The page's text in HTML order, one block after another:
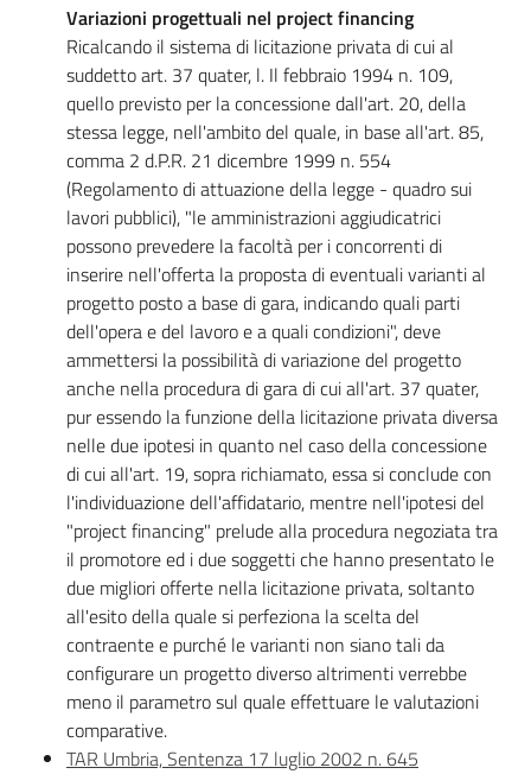
Variazioni progettuali nel project financing
Ricalcando il sistema di licitazione privata di cui al
suddetto art. 37 quater, l. Il febbraio 1994 n. 109,
quello previsto per la concessione dall'art. 20, della
stessa legge, nell'ambito del quale, in base all'art. 85,
comma 2 d.P.R. 21 dicembre 1999 n. 554
(Regolamento di attuazione della legge - quadro sui
lavori pubblici), "le amministrazioni aggiudicatrici
possono prevedere la facoltà per i concorrenti di
inserire nell'offerta la proposta di eventuali varianti al
progetto posto a base di gara, indicando quali parti
dell'opera e del lavoro e a quali condizioni", deve
ammettersi la possibilità di variazione del progetto
anche nella procedura di gara di cui all'art. 37 quater,
pur essendo la funzione della licitazione privata diversa
nelle due ipotesi in quanto nel caso della concessione
di cui all'art. 19, sopra richiamato, essa si conclude con
l'individuazione dell'affidatario, mentre nell'ipotesi del
"project financing" prelude alla procedura negoziata tra
il promotore ed i due soggetti che hanno presentato le
due migliori offerte nella licitazione privata, soltanto
all'esito della quale si perfeziona la scelta del
contraente e purché le varianti non siano tali da
configurare un progetto diverso altrimenti verrebbe
meno il parametro sul quale effettuare le valutazioni
comparative.
TAR Umbria, Sentenza 17 luglio 2002 n. 645